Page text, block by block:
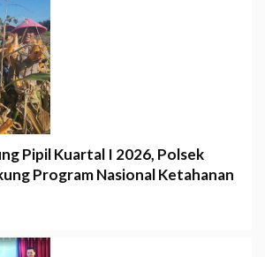
Pipil Kuartal I 2026, Polsek
Program Nasional Ketahanan